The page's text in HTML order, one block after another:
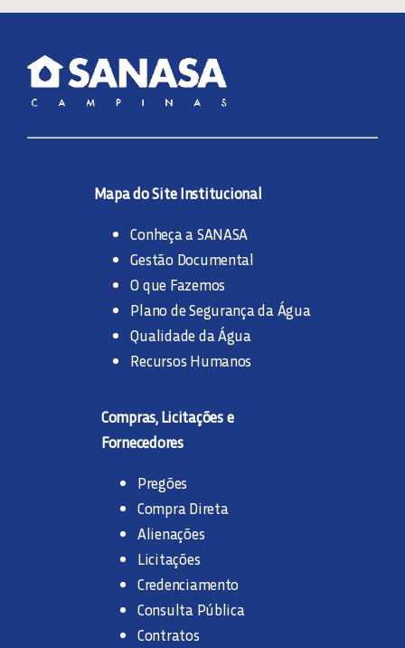
Mapa do Site Institucional
Conheça a SANASA
Gestão Documental
O que Fazemos
Plano de Segurança da Água
Qualidade da Água
Recursos Humanos
Compras, Licitações e
Fornecedores
Pregões
Compra Direta
Alienações
Licitações
Credenciamento
Consulta Pública
Contratos